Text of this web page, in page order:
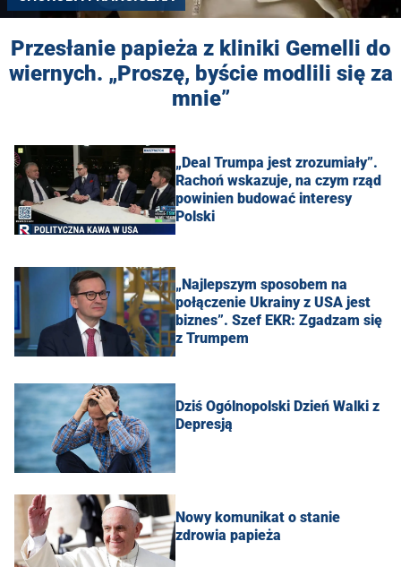
Przesłanie papieża z kliniki Gemelli do
wiernych. „Proszę, byście modlili się za
mnie”
„Deal Trumpa jest zrozumiały”.
Rachoń wskazuje, na czym rząd
powinien budować interesy
Polski
„Najlepszym sposobem na
połączenie Ukrainy z USA jest
biznes”. Szef EKR: Zgadzam się
z Trumpem
Dziś Ogólnopolski Dzień Walki z
Depresją
Nowy komunikat o stanie
zdrowia papieża